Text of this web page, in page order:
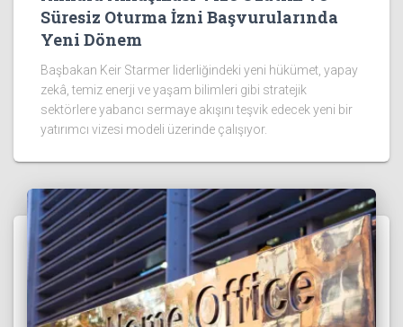
Süresiz Oturma İzni Başvurularında
Yeni Dönem
Başbakan Keir Starmer liderliğindeki yeni hükümet, yapay
zekâ, temiz enerji ve yaşam bilimleri gibi stratejik
sektörlere yabancı sermaye akışını teşvik edecek yeni bir
yatırımcı vizesi modeli üzerinde çalışıyor.